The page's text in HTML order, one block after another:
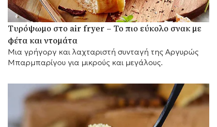
Τυρόψωμο στο air fryer – Το πιο εύκολο σνακ με
φέτα και ντομάτα
Μια γρήγοργ και λαχταριστή συνταγή της Αργυρώς
Μπαρμπαρίγου για μικρούς και μεγάλους.